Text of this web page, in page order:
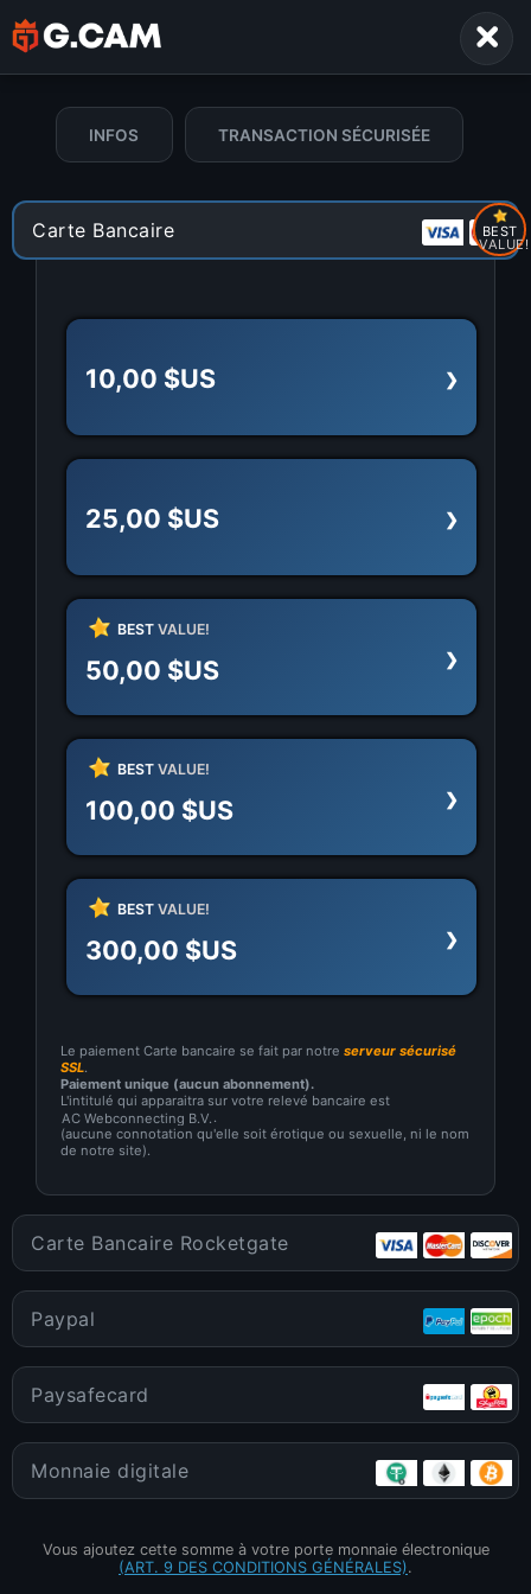
INFOS TRANSACTION SÉCURISÉE
Carte Bancaire BEST
VALUE!
10,00 $US
25,00 $US
BEST VALUE!
50,00 $US
BEST VALUE!
100,00 $US
BEST VALUE!
300,00 $US
Le paiement Carte bancaire se fait par notre serveur sécurisé
SSL.
Paiement unique (aucun abonnement).
L'intitulé qui apparaitra sur votre relevé bancaire est
.
(aucune connotation qu'elle soit érotique ou sexuelle, ni le nom
de notre site).
Carte Bancaire Rocketgate
Paypal
Paysafecard
Monnaie digitale
Vous ajoutez cette somme à votre porte monnaie électronique
(ART. 9 DES CONDITIONS GÉNÉRALES).